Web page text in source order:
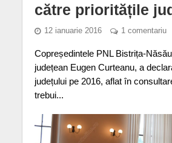
către prioritățile
12 ianuarie 2016 1 comentariu
Copreședintele PNL Bistrița-
județean Eugen Curteanu, a
județului pe 2016, aflat în
trebui...